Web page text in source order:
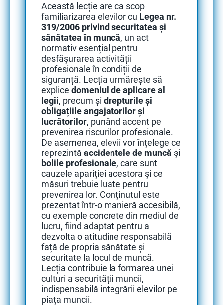
Această lecție are ca scop
familiarizarea elevilor cu Legea nr.
319/2006 privind securitatea și
sănătatea în muncă, un act
normativ esențial pentru
desfășurarea activității
profesionale în condiții de
siguranță. Lecția urmărește să
explice domeniul de aplicare al
legii, precum și drepturile și
obligațiile angajatorilor și
lucrătorilor, punând accent pe
prevenirea riscurilor profesionale.
De asemenea, elevii vor înțelege ce
reprezintă accidentele de muncă și
bolile profesionale, care sunt
cauzele apariției acestora și ce
măsuri trebuie luate pentru
prevenirea lor. Conținutul este
prezentat într-o manieră accesibilă,
cu exemple concrete din mediul de
lucru, fiind adaptat pentru a
dezvolta o atitudine responsabilă
față de propria sănătate și
securitate la locul de muncă.
Lecția contribuie la formarea unei
culturi a securității muncii,
indispensabilă integrării elevilor pe
piața muncii.